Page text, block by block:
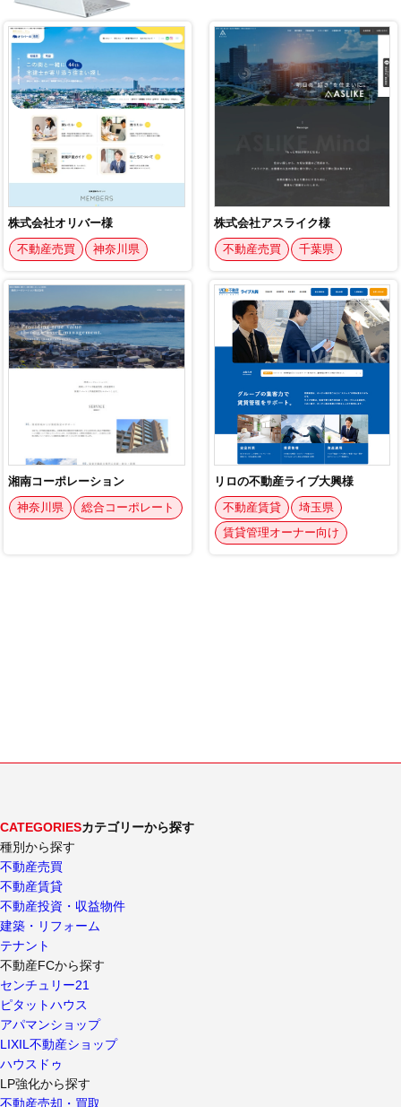
CATEGORIESカテゴリーから探す
種別から探す
不動産売買
不動産賃貸
不動産投資・収益物件
建築・リフォーム
テナント
不動産FCから探す
センチュリー21
ピタットハウス
アパマンショップ
LIXIL不動産ショップ
ハウスドゥ
LP強化から探す
不動産売却・買取